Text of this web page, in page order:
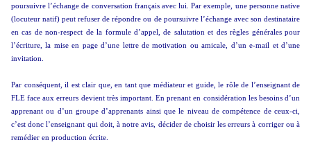
poursuivre l’échange de conversation français avec lui. Par exemple, une personne native
(locuteur natif) peut refuser de répondre ou de poursuivre l’échange avec son destinataire
en cas de non-respect de la formule d’appel, de salutation et des règles générales pour
l’écriture, la mise en page d’une lettre de motivation ou amicale, d’un e-mail et d’une
invitation.
Par conséquent, il est clair que, en tant que médiateur et guide, le rôle de l’enseignant de
FLE face aux erreurs devient très important. En prenant en considération les besoins d’un
apprenant ou d’un groupe d’apprenants ainsi que le niveau de compétence de ceux-ci,
c’est donc l’enseignant qui doit, à notre avis, décider de choisir les erreurs à corriger ou à
remédier en production écrite.